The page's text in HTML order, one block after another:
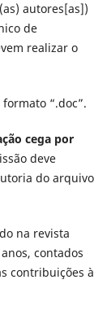
autores[as])
de
realizar o
“.doc”.
cega por
deve
do arquivo
na revista
contados
contribuições à